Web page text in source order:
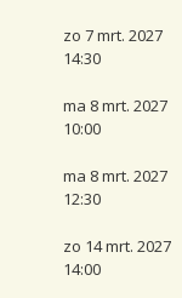
zo 7 mrt. 2027
14:30
ma 8 mrt. 2027
10:00
ma 8 mrt. 2027
12:30
zo 14 mrt. 2027
14:00